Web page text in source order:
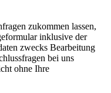
zukommen lassen,
inklusive der
zwecks Bearbeitung
bei uns
ohne Ihre